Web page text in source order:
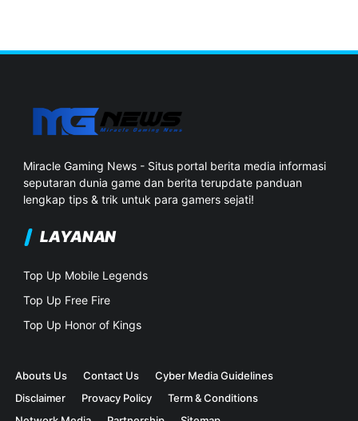
Miracle Gaming News - Situs portal berita media informasi
seputaran dunia game dan berita terupdate panduan
lengkap tips & trik untuk para gamers sejati!
LAYANAN
Top Up Mobile Legends
Top Up Free Fire
Top Up Honor of Kings
Abouts Us Contact Us
Cyber Media Guidelines
Disclaimer
Provacy Policy
Term & Conditions